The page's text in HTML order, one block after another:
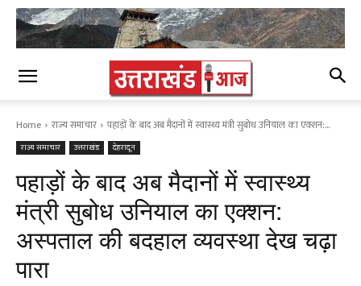
Home राज्य समाचार पहाड़ों के बाद अब मैदानों में स्वास्थ्य मंत्री सुबोध उनियाल का एक्शन:...
राज्य समाचार उत्तराखंड देहरादून
पहाड़ों के बाद अब मैदानों में स्वास्थ्य
मंत्री सुबोध उनियाल का एक्शन:
अस्पताल की बदहाल व्यवस्था देख चढ़ा
पारा